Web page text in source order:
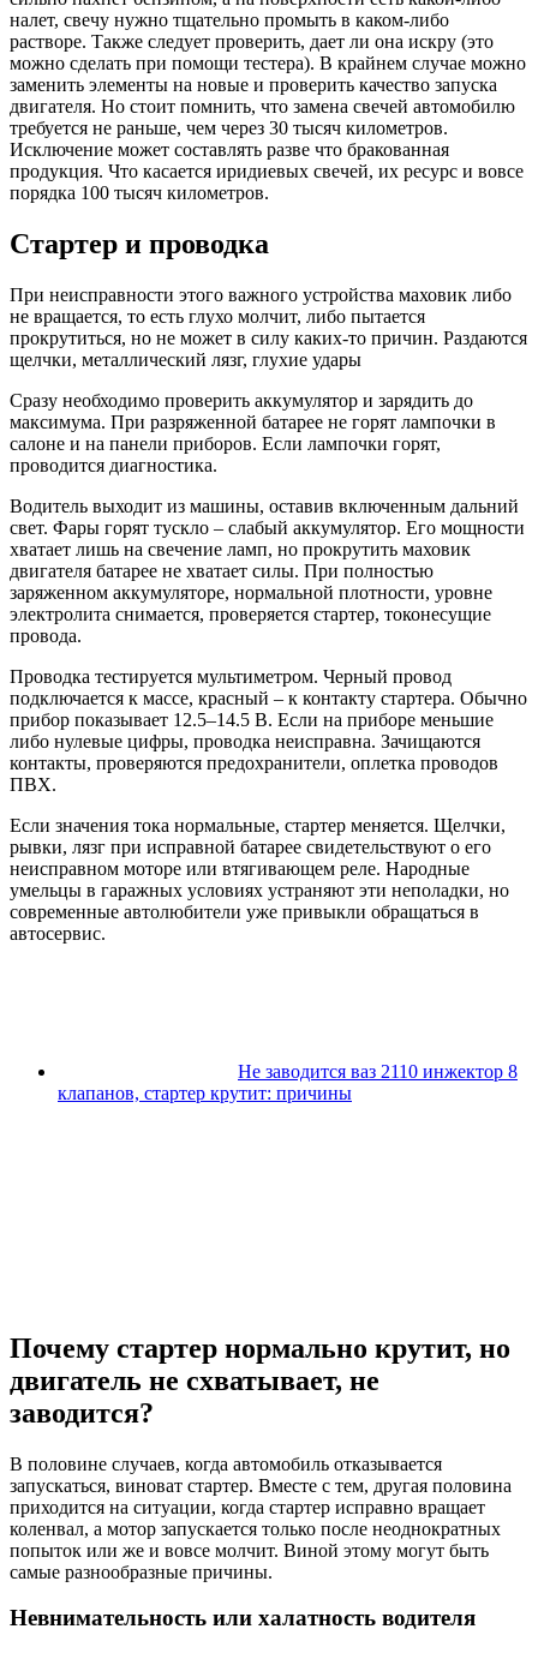
налет, свечу нужно тщательно промыть в каком-либо
растворе. Также следует проверить, дает ли она искру (это
можно сделать при помощи тестера). В крайнем случае можно
заменить элементы на новые и проверить качество запуска
двигателя. Но стоит помнить, что замена свечей автомобилю
требуется не раньше, чем через 30 тысяч километров.
Исключение может составлять разве что бракованная
продукция. Что касается иридиевых свечей, их ресурс и вовсе
порядка 100 тысяч километров.
Стартер и проводка
При неисправности этого важного устройства маховик либо
не вращается, то есть глухо молчит, либо пытается
прокрутиться, но не может в силу каких-то причин. Раздаются
щелчки, металлический лязг, глухие удары
Сразу необходимо проверить аккумулятор и зарядить до
максимума. При разряженной батарее не горят лампочки в
салоне и на панели приборов. Если лампочки горят,
проводится диагностика.
Водитель выходит из машины, оставив включенным дальний
свет. Фары горят тускло – слабый аккумулятор. Его мощности
хватает лишь на свечение ламп, но прокрутить маховик
двигателя батарее не хватает силы. При полностью
заряженном аккумуляторе, нормальной плотности, уровне
электролита снимается, проверяется стартер, токонесущие
провода.
Проводка тестируется мультиметром. Черный провод
подключается к массе, красный – к контакту стартера. Обычно
прибор показывает 12.5–14.5 В. Если на приборе меньшие
либо нулевые цифры, проводка неисправна. Зачищаются
контакты, проверяются предохранители, оплетка проводов
ПВХ.
Если значения тока нормальные, стартер меняется. Щелчки,
рывки, лязг при исправной батарее свидетельствуют о его
неисправном моторе или втягивающем реле. Народные
умельцы в гаражных условиях устраняют эти неполадки, но
современные автолюбители уже привыкли обращаться в
автосервис.
Не заводится ваз 2110 инжектор 8
клапанов, стартер крутит: причины
Почему стартер нормально крутит, но
двигатель не схватывает, не
заводится?
В половине случаев, когда автомобиль отказывается
запускаться, виноват стартер. Вместе с тем, другая половина
приходится на ситуации, когда стартер исправно вращает
коленвал, а мотор запускается только после неоднократных
попыток или же и вовсе молчит. Виной этому могут быть
самые разнообразные причины.
Невнимательность или халатность водителя